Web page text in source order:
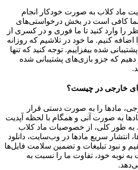
ماد کلاب به صورت خودکار انجام
کافی است در بخش درخواستی‌های
را وارد کنید تا ما فوری و در کسری از
اضافه کنیم. ما خود در تلاشیم که روزانه
شده بیفزاییم. توجه کنید که تنها
دهیم که جزو بازی‌های پشتیبانی شده
خارجی در چیست؟
مادها را به صورت دستی قرار
به صورت آنی و همگام با لحظه آپدیت
به طور کلی، از خصوصیات ماد کلاب
انتشار سریع مادها در وب‌سایت، دانلود
و نبود تبلیغات و تضمین سلامت فایل‌ها
نوبه خود، تفاوت ما را نسبت به